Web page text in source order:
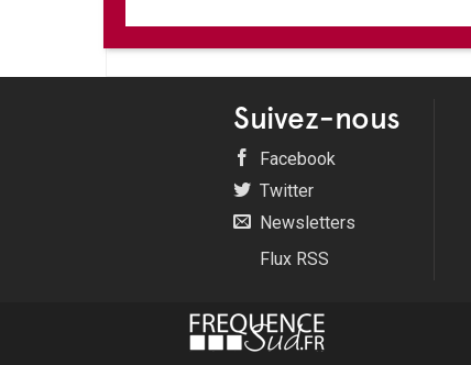
Suivez-nous
Facebook
Twitter
Newsletters
Flux RSS